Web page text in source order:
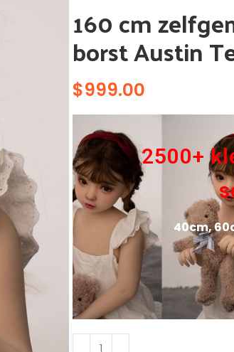
160 cm
borst Austin
$999.00
2500+
40cm,